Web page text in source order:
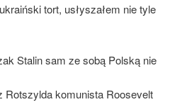
tort, usłyszałem nie tyle
Stalin sam ze sobą Polską nie
komunista Roosevelt